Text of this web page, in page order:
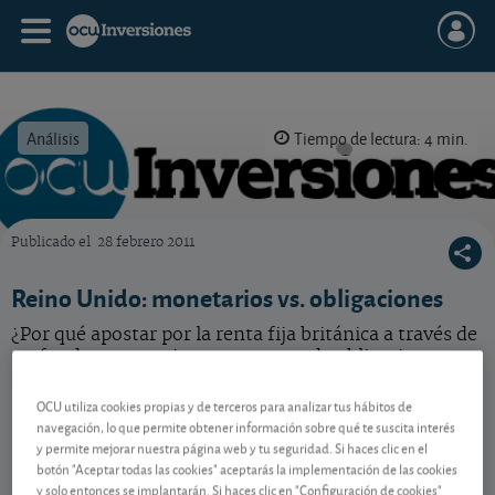
Análisis Tiempo de lectura: 4 min.
Publicado el 28 febrero 2011
Reino Unido: monetarios vs. obligaciones
¿Por qué apostar por la renta fija británica a través de
un fondo monetario y no con uno de obligaciones
Contenido reservado a SOCIOS
OCU utiliza cookies propias y de terceros para analizar tus hábitos de
navegación, lo que permite obtener información sobre qué te suscita interés
y permite mejorar nuestra página web y tu seguridad. Si haces clic en el
botón "Aceptar todas las cookies" aceptarás la implementación de las cookies
y solo entonces se implantarán. Si haces clic en "Configuración de cookies"